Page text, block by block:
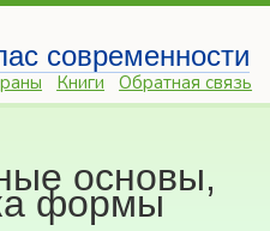
современности
Книги Обратная связь
основы,
формы